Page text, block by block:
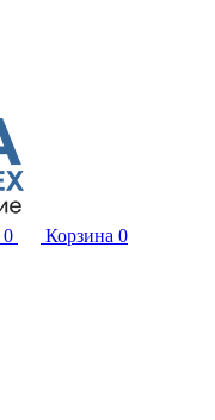
0 Корзина 0